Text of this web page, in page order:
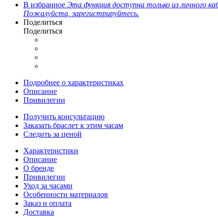
В избранное Эта функция доступна только из личного
Пожалуйста, зарегистрируйтесь.
Поделиться
Поделиться
Подробнее о характеристиках
Описание
Привилегии
Получить консультацию
Заказать браслет к этим часам
Следить за ценой
Характеристики
Описание
О бренде
Привилегии
Уход за часами
Особенности материалов
Заказ и оплата
Доставка